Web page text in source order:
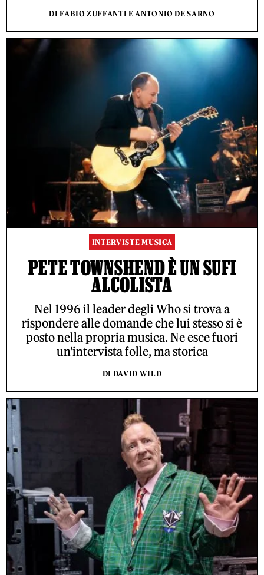
DI FABIO ZUFFANTI E ANTONIO DE SARNO
INTERVISTE MUSICA
PETE TOWNSHEND È UN SUFI
ALCOLISTA
Nel 1996 il leader degli Who si trova a
rispondere alle domande che lui stesso si è
posto nella propria musica. Ne esce fuori
un'intervista folle, ma storica
DI DAVID WILD